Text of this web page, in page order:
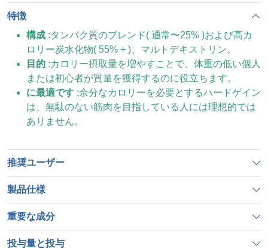
特徴
構成 :タンパク質のブレンド( 通常〜25% )および高カ
ロリー炭水化物( 55% + ) 、マルトデキストリン。
目的 :カロリー摂取量を増やすことで、体重の低い個人
または初心者が質量を獲得するのに役立ちます。
に最適です :余分なカロリーを必要とするハードゲイン
は、無駄のない筋肉を目指している人には理想的では
ありません。
推奨ユーザー
製品仕様
重要な成分
投与量と投与